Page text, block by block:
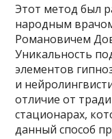
Этот метод был
народным
Романовичем
Уникальность
элементов
и
отличие от
стационарах,
данный способ